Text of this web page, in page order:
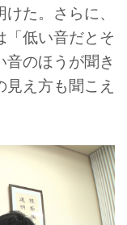
た。さらに、
低い音だとそ
のほうが聞き
え方も聞こえ